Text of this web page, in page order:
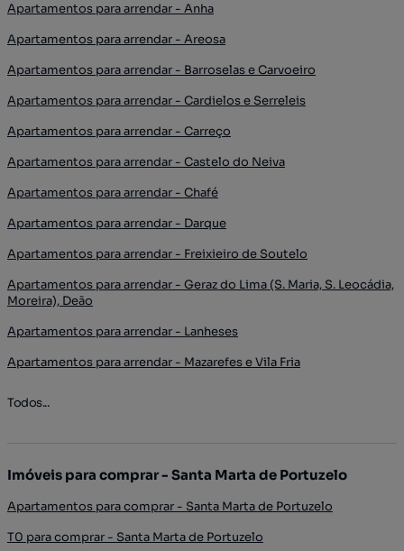
Apartamentos para arrendar - Anha
Apartamentos para arrendar - Areosa
Apartamentos para arrendar - Barroselas e Carvoeiro
Apartamentos para arrendar - Cardielos e Serreleis
Apartamentos para arrendar - Carreço
Apartamentos para arrendar - Castelo do Neiva
Apartamentos para arrendar - Chafé
Apartamentos para arrendar - Darque
Apartamentos para arrendar - Freixieiro de Soutelo
Apartamentos para arrendar - Geraz do Lima (S. Maria, S. Leocádia,
Moreira), Deão
Apartamentos para arrendar - Lanheses
Apartamentos para arrendar - Mazarefes e Vila Fria
Todos...
Imóveis para comprar - Santa Marta de Portuzelo
Apartamentos para comprar - Santa Marta de Portuzelo
T0 para comprar - Santa Marta de Portuzelo